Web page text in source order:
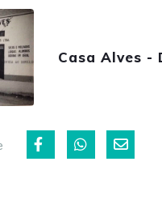
Casa Alves -